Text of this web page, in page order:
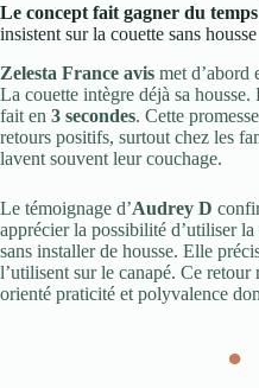
Le concept fait gagner du temps
insistent sur la couette sans housse
Zelesta France avis met d’abord
La couette intègre déjà sa
fait en 3 secondes. Cette
retours positifs, surtout chez les
lavent souvent leur couchage.
Le témoignage d’Audrey D
apprécier la possibilité d’utiliser
sans installer de housse. Elle
l’utilisent sur le canapé. Ce
orienté praticité et polyvalence
●